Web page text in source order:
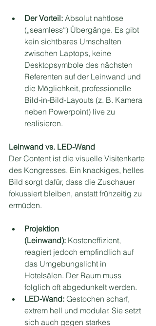
Der Vorteil: Absolut nahtlose
(„seamless“) Übergänge. Es gibt
kein sichtbares Umschalten
zwischen Laptops, keine
Desktopsymbole des nächsten
Referenten auf der Leinwand und
die Möglichkeit, professionelle
Bild-in-Bild-Layouts (z. B. Kamera
neben Powerpoint) live zu
realisieren.
Leinwand vs. LED-Wand
Der Content ist die visuelle Visitenkarte
des Kongresses. Ein knackiges, helles
Bild sorgt dafür, dass die Zuschauer
fokussiert bleiben, anstatt frühzeitig zu
ermüden.
Projektion
(Leinwand): Kosteneffizient,
reagiert jedoch empfindlich auf
das Umgebungslicht in
Hotelsälen. Der Raum muss
folglich oft abgedunkelt werden.
LED-Wand: Gestochen scharf,
extrem hell und modular. Sie setzt
sich auch gegen starkes